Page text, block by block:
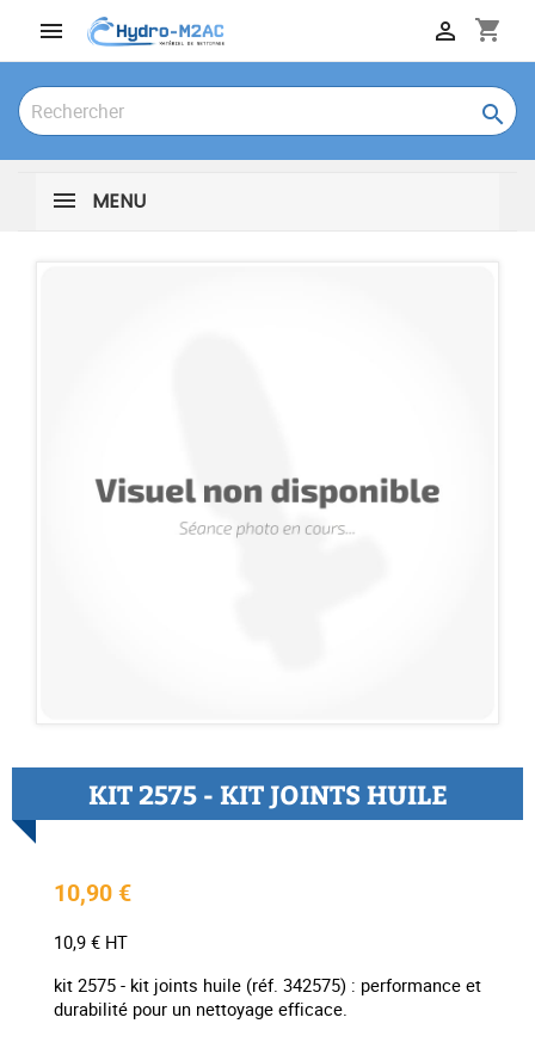
 shopping_cart


MENU
KIT 2575 - KIT JOINTS HUILE
10,90 €
10,9 € HT
kit 2575 - kit joints huile (réf. 342575) : performance et
durabilité pour un nettoyage efficace.